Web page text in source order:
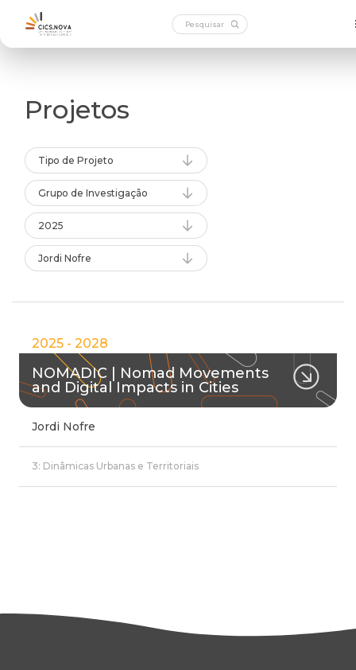
Projetos
Tipo de Projeto
Grupo de Investigação
2025
Jordi Nofre
2025 - 2028
NOMADIC | Nomad Movements
and Digital Impacts in Cities
Jordi Nofre
3: Dinâmicas Urbanas e Territoriais